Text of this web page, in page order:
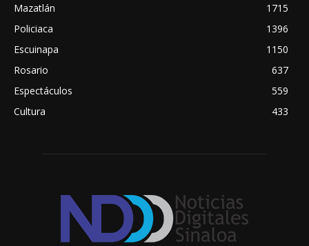
Mazatlán
1715
Policiaca
1396
Escuinapa
1150
Rosario
637
Espectáculos
559
Cultura
433